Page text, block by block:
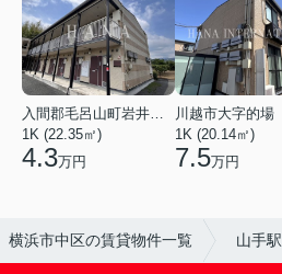
入間郡毛呂山町岩井西１丁目
1K (22.35㎡)
4.3万円
川越市大字的場
1K (20.14㎡)
7.5万円
横浜市中区の賃貸物件一覧 山手駅